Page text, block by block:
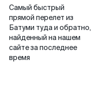
Самый быстрый
прямой перелет из
Батуми туда и обратно,
найденный на нашем
сайте за последнее
время